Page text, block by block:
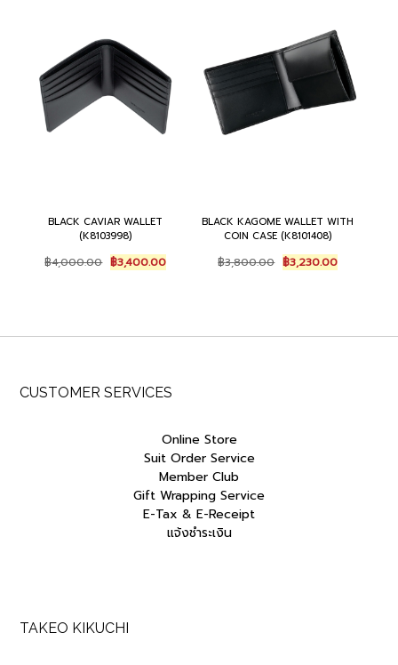
BLACK CAVIAR WALLET
(K8103998)
฿4,000.00 Original
price
฿3,400.00Current
price
BLACK KAGOME WALLET WITH
COIN CASE (K8101408)
฿3,800.00 Original
price
฿3,230.00Current
price
CUSTOMER SERVICES
Online Store
Suit Order Service
Member Club
Gift Wrapping Service
E-Tax & E-Receipt
แจ้งชำระเงิน
TAKEO KIKUCHI